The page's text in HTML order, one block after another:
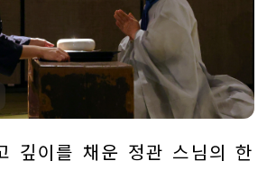
깊이를 채운 정관 스님의 한